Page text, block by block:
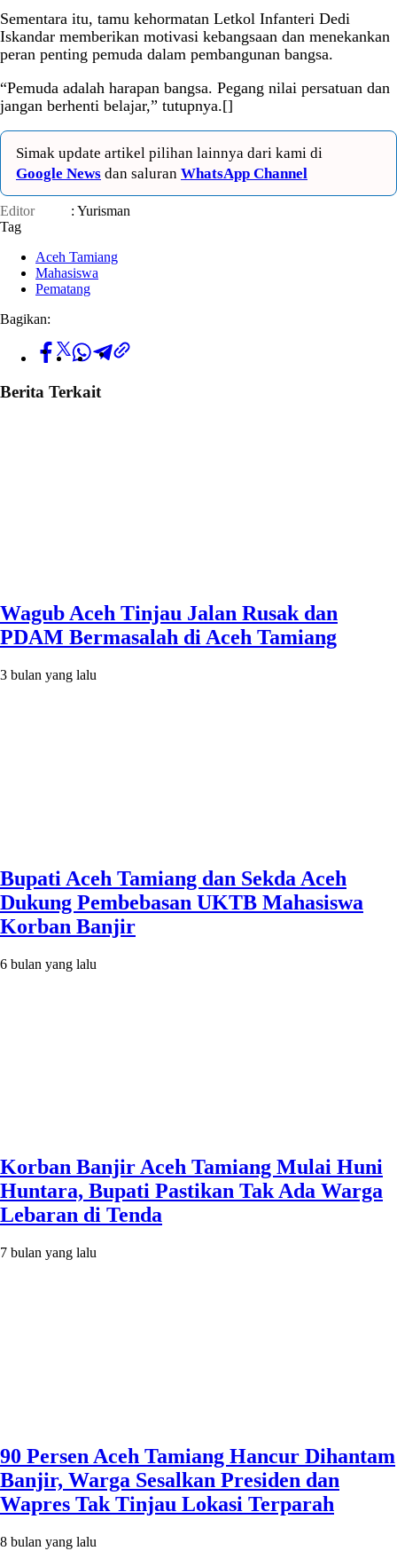
Sementara itu, tamu kehormatan Letkol Infanteri Dedi
Iskandar memberikan motivasi kebangsaan dan menekankan
peran penting pemuda dalam pembangunan bangsa.
“Pemuda adalah harapan bangsa. Pegang nilai persatuan dan
jangan berhenti belajar,” tutupnya.[]
Simak update artikel pilihan lainnya dari kami di
Google News dan saluran WhatsApp Channel
Editor
: Yurisman
Tag
Aceh Tamiang
Mahasiswa
Pematang
Bagikan:
Berita Terkait
Wagub Aceh Tinjau Jalan Rusak dan
PDAM Bermasalah di Aceh Tamiang
3 bulan yang lalu
Bupati Aceh Tamiang dan Sekda Aceh
Dukung Pembebasan UKTB Mahasiswa
Korban Banjir
6 bulan yang lalu
Korban Banjir Aceh Tamiang Mulai Huni
Huntara, Bupati Pastikan Tak Ada Warga
Lebaran di Tenda
7 bulan yang lalu
90 Persen Aceh Tamiang Hancur Dihantam
Banjir, Warga Sesalkan Presiden dan
Wapres Tak Tinjau Lokasi Terparah
8 bulan yang lalu